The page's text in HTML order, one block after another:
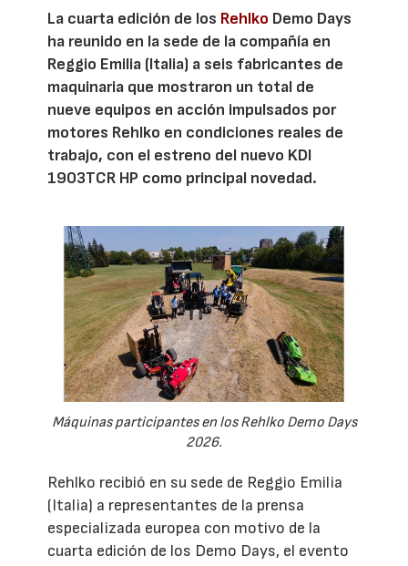
La cuarta edición de los Rehlko Demo Days
ha reunido en la sede de la compañía en
Reggio Emilia (Italia) a seis fabricantes de
maquinaria que mostraron un total de
nueve equipos en acción impulsados por
motores Rehlko en condiciones reales de
trabajo, con el estreno del nuevo KDI
1903TCR HP como principal novedad.
Máquinas participantes en los Rehlko Demo Days
2026.
Rehlko recibió en su sede de Reggio Emilia
(Italia) a representantes de la prensa
especializada europea con motivo de la
cuarta edición de los Demo Days, el evento